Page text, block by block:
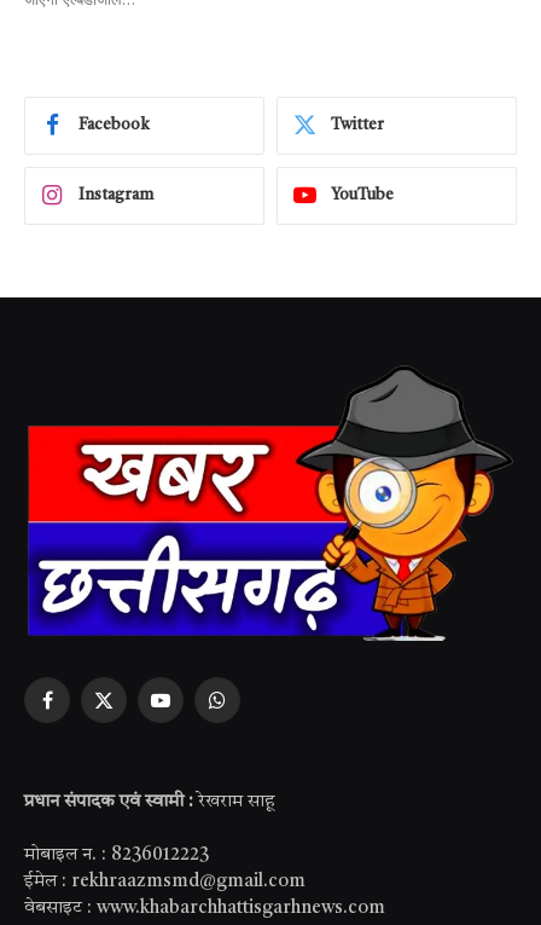
Facebook Twitter
Instagram YouTube
Facebook
X
YouTubeWhatsApp
प्रधान संपादक एवं स्वामी : रेखराम साहू
मोबाइल न. : 8236012223
ईमेल : rekhraazmsmd@gmail.com
वेबसाइट : www.khabarchhattisgarhnews.com